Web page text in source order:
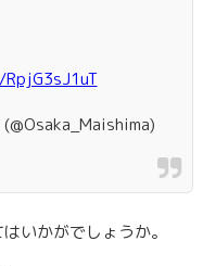
いかがでしょうか。